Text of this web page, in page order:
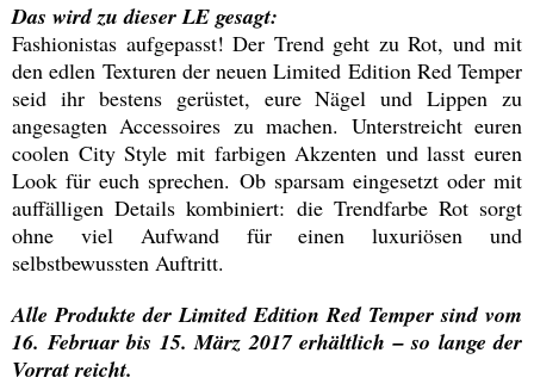
Das wird zu dieser LE gesagt:
Fashionistas aufgepasst! Der Trend geht zu Rot, und mit
den edlen Texturen der neuen Limited Edition Red Temper
seid ihr bestens gerüstet, eure Nägel und Lippen zu
angesagten Accessoires zu machen. Unterstreicht euren
coolen City Style mit farbigen Akzenten und lasst euren
Look für euch sprechen. Ob sparsam eingesetzt oder mit
auffälligen Details kombiniert: die Trendfarbe Rot sorgt
ohne viel Aufwand für einen luxuriösen und
selbstbewussten Auftritt.
Alle Produkte der Limited Edition Red Temper sind vom
16. Februar bis 15. März 2017 erhältlich – so lange der
Vorrat reicht.